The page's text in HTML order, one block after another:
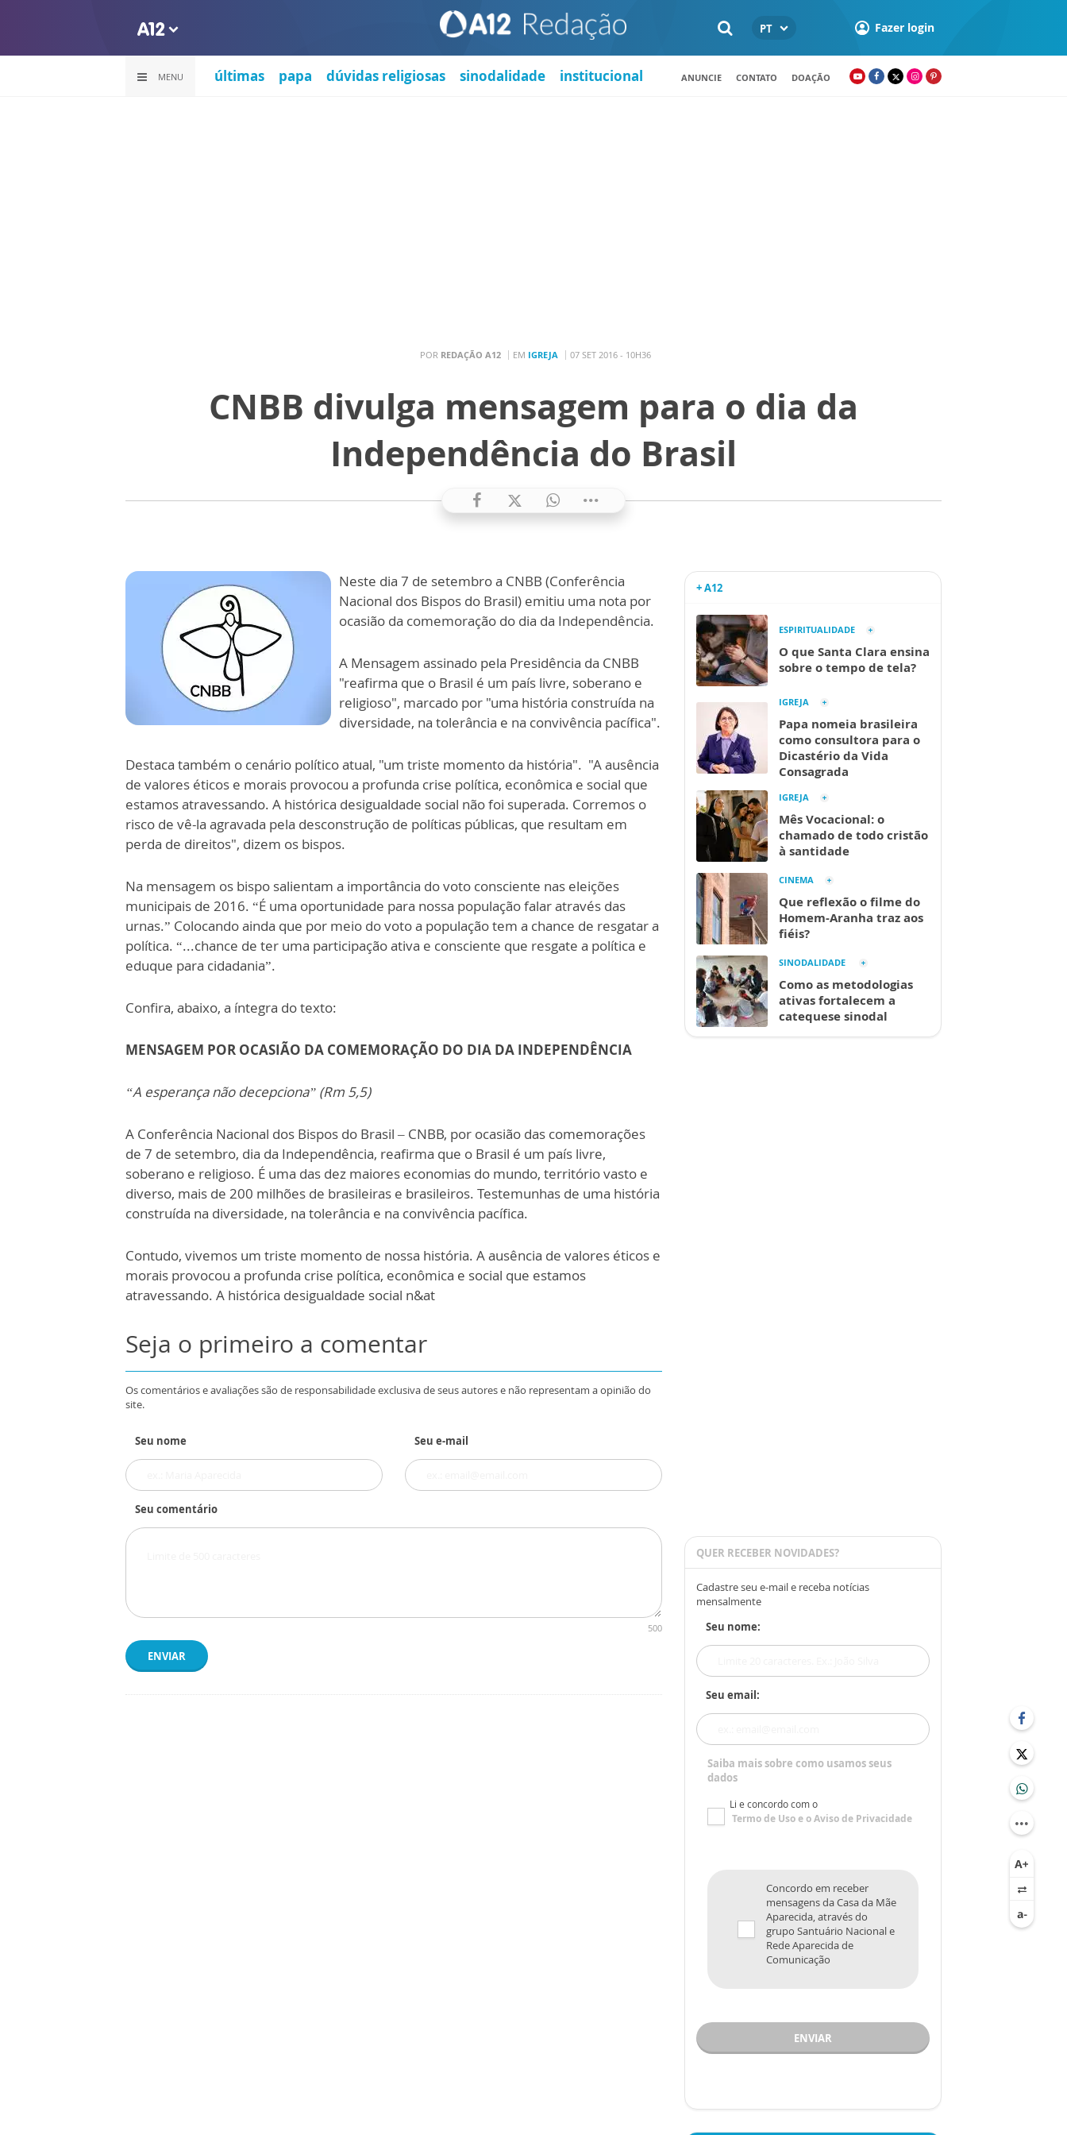
PT Fazer login
MENU últimas papa dúvidas religiosas sinodalidade institucional ANUNCIE CONTATO DOAÇÃO
POR REDAÇÃO A12 EM IGREJA 07 SET 2016 - 10H36
CNBB divulga mensagem para o dia da
Independência do Brasil
Neste dia 7 de setembro a CNBB (Conferência
Nacional dos Bispos do Brasil) emitiu uma nota por
ocasião da comemoração do dia da Independência.
A Mensagem assinado pela Presidência da CNBB
"reafirma que o Brasil é um país livre, soberano e
religioso", marcado por "uma história construída na
diversidade, na tolerância e na convivência pacífica".
Destaca também o cenário político atual, "um triste momento da história". "A ausência
de valores éticos e morais provocou a profunda crise política, econômica e social que
estamos atravessando. A histórica desigualdade social não foi superada. Corremos o
risco de vê-la agravada pela desconstrução de políticas públicas, que resultam em
perda de direitos", dizem os bispos.
Na mensagem os bispo salientam a importância do voto consciente nas eleições
municipais de 2016. “É uma oportunidade para nossa população falar através das
urnas.” Colocando ainda que por meio do voto a população tem a chance de resgatar a
política. “...chance de ter uma participação ativa e consciente que resgate a política e
eduque para cidadania”.
Confira, abaixo, a íntegra do texto:
MENSAGEM POR OCASIÃO DA COMEMORAÇÃO DO DIA DA INDEPENDÊNCIA
“A esperança não decepciona” (Rm 5,5)
A Conferência Nacional dos Bispos do Brasil – CNBB, por ocasião das comemorações
de 7 de setembro, dia da Independência, reafirma que o Brasil é um país livre,
soberano e religioso. É uma das dez maiores economias do mundo, território vasto e
diverso, mais de 200 milhões de brasileiras e brasileiros. Testemunhas de uma história
construída na diversidade, na tolerância e na convivência pacífica.
Contudo, vivemos um triste momento de nossa história. A ausência de valores éticos e
morais provocou a profunda crise política, econômica e social que estamos
atravessando. A histórica desigualdade social n&at
Seja o primeiro a comentar
Os comentários e avaliações são de responsabilidade exclusiva de seus autores e não representam a opinião do
site.
Seu nome Seu e-mail
Seu comentário
500
ENVIAR
+ A12
ESPIRITUALIDADE
O que Santa Clara ensina
sobre o tempo de tela?
IGREJA
Papa nomeia brasileira
como consultora para o
Dicastério da Vida
Consagrada
IGREJA
Mês Vocacional: o
chamado de todo cristão
à santidade
CINEMA
Que reflexão o filme do
Homem-Aranha traz aos
fiéis?
SINODALIDADE
Como as metodologias
ativas fortalecem a
catequese sinodal
QUER RECEBER NOVIDADES?
Cadastre seu e-mail e receba notícias
mensalmente
Seu nome:
Seu email:
Saiba mais sobre como usamos seus
dados
Li e concordo com o
Termo de Usoe oAviso de Privacidade
Concordo em receber
mensagens da Casa da Mãe
Aparecida, através do
grupo Santuário Nacional e
Rede Aparecida de
Comunicação
ENVIAR